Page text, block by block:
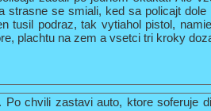
strasne se smiali, ked sa policajt
tusil podraz, tak vytiahol pistol,
plachtu na zem a vsetci tri kroky
Po chvili zastavi auto, ktore soferuje